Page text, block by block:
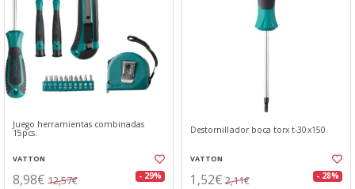
Juego herramientas combinadas
15pcs.
VATTON
8,98€ 12,57€ - 29%
Destornillador boca torx t-30x150
VATTON
1,52€ 2,11€ - 28%